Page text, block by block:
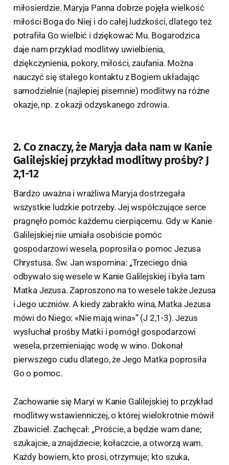
miłosierdzie. Maryja Panna dobrze pojęła wielkość
miłości Boga do Niej i do całej ludzkości, dlatego też
potrafiła Go wielbić i dziękować Mu. Bogarodzica
daje nam przykład modlitwy uwielbienia,
dziękczynienia, pokory, miłości, zaufania. Można
nauczyć się stałego kontaktu z Bogiem układając
samodzielnie (najlepiej pisemnie) modlitwy na różne
okazje, np. z okazji odzyskanego zdrowia.
2. Co znaczy, że Maryja dała nam w Kanie
Galilejskiej przykład modlitwy prośby? J
2,1-12
Bardzo uważna i wrażliwa Maryja dostrzegała
wszystkie ludzkie potrzeby. Jej współczujące serce
pragnęło pomóc każdemu cierpiącemu. Gdy w Kanie
Galilejskiej nie umiała osobiście pomóc
gospodarzowi wesela, poprosiła o pomoc Jezusa
Chrystusa. Św. Jan wspomina: „Trzeciego dnia
odbywało się wesele w Kanie Galilejskiej i była tam
Matka Jezusa. Zaproszono na to wesele także Jezusa
i Jego uczniów. A kiedy zabrakło wina, Matka Jezusa
mówi do Niego: «Nie mają wina»” (J 2,1-3). Jezus
wysłuchał prośby Matki i pomógł gospodarzowi
wesela, przemieniając wodę w wino. Dokonał
pierwszego cudu dlatego, że Jego Matka poprosiła
Go o pomoc.
Zachowanie się Maryi w Kanie Galilejskiej to przykład
modlitwy wstawienniczej, o której wielokrotnie mówił
Zbawiciel. Zachęcał: „Proście, a będzie wam dane;
szukajcie, a znajdziecie; kołaczcie, a otworzą wam.
Każdy bowiem, kto prosi, otrzymuje; kto szuka,